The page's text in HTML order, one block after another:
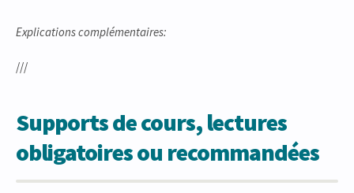
Explications complémentaires:
///
Supports de cours, lectures
obligatoires ou recommandées